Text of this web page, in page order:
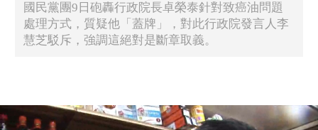
國民黨團9日砲轟行政院長卓榮泰針對致癌油問題
處理方式，質疑他「蓋牌」，對此行政院發言人李
慧芝駁斥，強調這絕對是斷章取義。